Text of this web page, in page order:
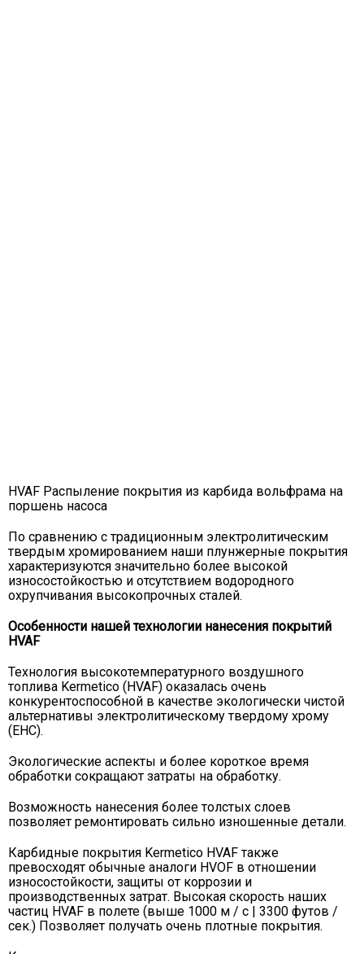
HVAF Распыление покрытия из карбида вольфрама на
поршень насоса
По сравнению с традиционным электролитическим
твердым хромированием наши плунжерные покрытия
характеризуются значительно более высокой
износостойкостью и отсутствием водородного
охрупчивания высокопрочных сталей.
Особенности нашей технологии нанесения покрытий
HVAF
Технология высокотемпературного воздушного
топлива Kermetico (HVAF) оказалась очень
конкурентоспособной в качестве экологически чистой
альтернативы электролитическому твердому хрому
(EHC).
Экологические аспекты и более короткое время
обработки сокращают затраты на обработку.
Возможность нанесения более толстых слоев
позволяет ремонтировать сильно изношенные детали.
Карбидные покрытия Kermetico HVAF также
превосходят обычные аналоги HVOF в отношении
износостойкости, защиты от коррозии и
производственных затрат. Высокая скорость наших
частиц HVAF в полете (выше 1000 м / с | 3300 футов /
сек.) Позволяет получать очень плотные покрытия.